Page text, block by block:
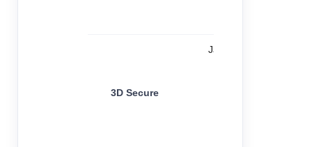
3D Secure
Ja